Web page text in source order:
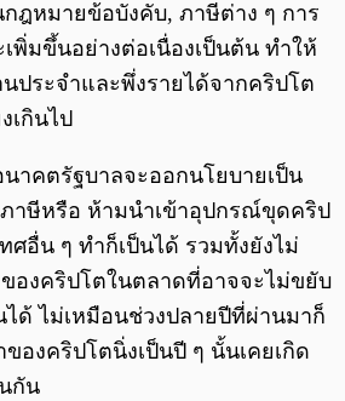
กฎหมายข้อบังคับ, ภาษีต่าง ๆ การ
พิ่มขึ้นอย่างต่อเนื่องเป็นต้น ทำให้
ประจำและพึ่งรายได้จากคริปโต
เกินไป
าคตรัฐบาลจะออกนโยบายเป็น
าษีหรือ ห้ามนำเข้าอุปกรณ์ขุดคริป
ศอื่น ๆ ทำก็เป็นได้ รวมทั้งยังไม่
องคริปโตในตลาดที่อาจจะไม่ขยับ
ได้ ไม่เหมือนช่วงปลายปีที่ผ่านมาก็
องคริปโตนิ่งเป็นปี ๆ นั้นเคยเกิด
กัน